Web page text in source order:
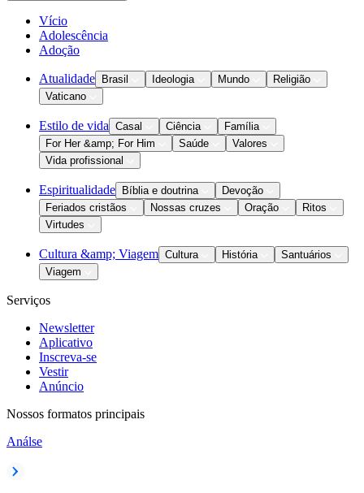
Vício
Adolescência
Adoção
Atualidade Brasil Ideologia Mundo
Religião
Vaticano
Estilo de vida Casal Ciência
Família
For Her &amp; For Him
Saúde
Valores
Vida profissional
Espiritualidade Bíblia e doutrina
Devoção
Feriados cristãos
Nossas cruzes Oração
Ritos
Virtudes
Cultura &amp; Viagem Cultura História
Santuários
Viagem
Serviços
Newsletter
Aplicativo
Inscreva-se
Vestir
Anúncio
Nossos formatos principais
Análse